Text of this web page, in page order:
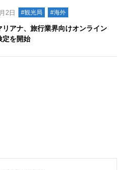
2日 #観光局 #海外
リアナ、旅行業界向けオンライン
定を開始